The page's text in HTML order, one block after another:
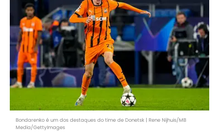
Bondarenko é um dos destaques do time de Donetsk | Rene Nijhuis/MB
Media/GettyImages